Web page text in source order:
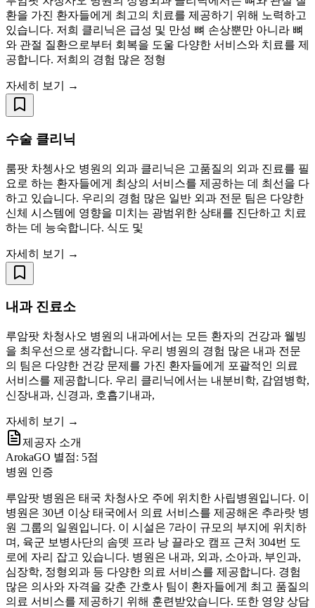
환을 가진 환자들에게 최고의 치료를 제공하기 위해 노력하고
있습니다. 저희 클리닉은 급성 및 만성 뼈 손상뿐만 아니라 뼈
와 관절 질환으로부터 회복을 도울 다양한 서비스와 치료를 제
공합니다. 저희의 경험 많은 정형
자세히 보기 →
수술 클리닉
룸팟 차쳉사오 병원의 외과 클리닉은 고품질의 외과 진료를 필
요로 하는 환자들에게 최상의 서비스를 제공하는 데 최선을 다
하고 있습니다. 우리의 경험 많은 일반 외과 전문 팀은 다양한
신체 시스템에 영향을 미치는 광범위한 상태를 진단하고 치료
하는 데 능숙합니다. 식도 및
자세히 보기 →
내과 진료소
루암팟 차청사오 병원의 내과에서는 모든 환자의 건강과 웰빙
을 최우선으로 생각합니다. 우리 병원의 경험 많은 내과 전문
의 팀은 다양한 건강 문제를 가진 환자들에게 포괄적인 의료
서비스를 제공합니다. 우리 클리닉에서는 내분비학, 감염병학,
신장내과, 신경과, 호흡기내과,
자세히 보기 →
제공자 소개
ArokaGO 별점: 5점
병원 인증
루암팟 병원은 태국 차청사오 주에 위치한 사립병원입니다. 이
병원은 30년 이상 태국에서 의료 서비스를 제공해온 추라랏 병
원 그룹의 일원입니다. 이 시설은 7라이 규모의 부지에 위치하
며, 육군 보병사단의 솜뎃 프라 낭 끌라오 캠프 근처 304번 도
로에 자리 잡고 있습니다. 병원은 내과, 외과, 소아과, 부인과,
심장학, 정형외과 등 다양한 의료 서비스를 제공합니다. 경험
많은 의사와 자격을 갖춘 간호사 팀이 환자들에게 최고 품질의
의료 서비스를 제공하기 위해 훈련받았습니다. 또한 영양 상담